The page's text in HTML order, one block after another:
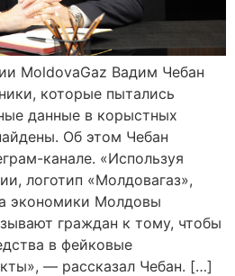
MoldovaGaz Вадим Чебан
которые пытались
данные в корыстных
Об этом Чебан
канале. «Используя
логотип «Молдовагаз»,
экономики Молдовы
граждан к тому, чтобы
в фейковые
— рассказал Чебан. […]